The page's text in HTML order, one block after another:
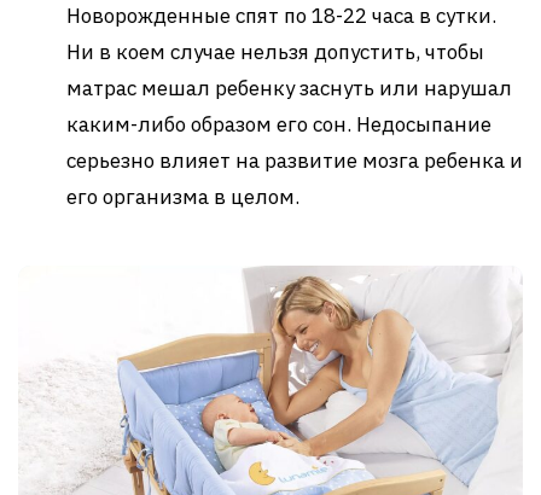
Новорожденные спят по 18-22 часа в сутки.
Ни в коем случае нельзя допустить, чтобы
матрас мешал ребенку заснуть или нарушал
каким-либо образом его сон. Недосыпание
серьезно влияет на развитие мозга ребенка и
его организма в целом.